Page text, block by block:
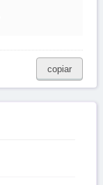
copiar